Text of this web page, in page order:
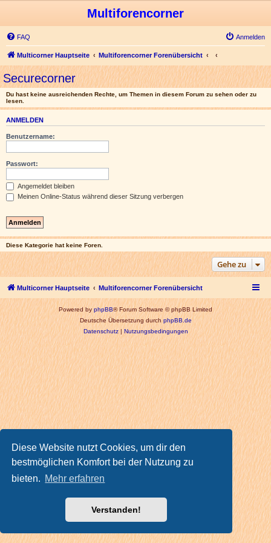
Diese Website nutzt Cookies, um dir den
bestmöglichen Komfort bei der Nutzung zu
bieten. Mehr erfahren
Verstanden!
Multiforencorner
FAQ Anmelden
Multicorner Hauptseite Multiforencorner Forenübersicht
Securecorner
Du hast keine ausreichenden Rechte, um Themen in diesem Forum zu sehen oder zu
lesen.
ANMELDEN
Benutzername:
Passwort:
Angemeldet bleiben
Meinen Online-Status während dieser Sitzung verbergen
Diese Kategorie hat keine Foren.
Gehe zu
Multicorner Hauptseite Multiforencorner Forenübersicht
Powered byphpBB® Forum Software © phpBB Limited
Deutsche Übersetzung durchphpBB.de
Datenschutz|Nutzungsbedingungen